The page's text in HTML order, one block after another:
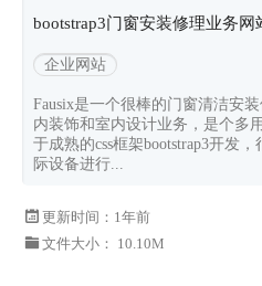
bootstrap3门窗安装修理业务网
企业网站
Fausix是一个很棒的门窗清洁安
内装饰和室内设计业务，是个多
于成熟的css框架bootstrap3开发
际设备进行...
更新时间： 1年前
文件大小： 10.10M